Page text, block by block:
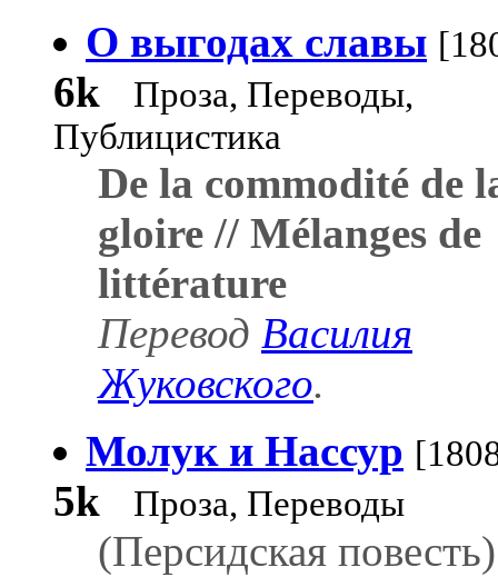
О выгодах славы
6k
Проза, Переводы,
Публицистика
De la commodité de
gloire // Mélanges de
littérature
Перевод Василия
Жуковского.
Молук и Нассур
5k Проза, Переводы
(Персидская